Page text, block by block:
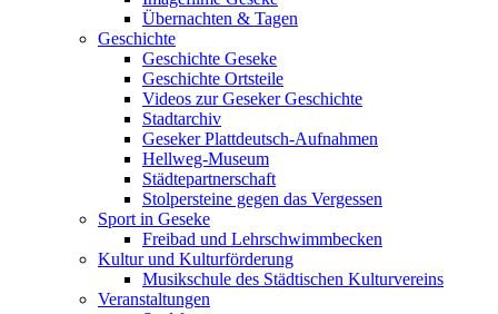
Übernachten & Tagen
Geschichte
Geschichte Geseke
Geschichte Ortsteile
Videos zur Geseker Geschichte
Stadtarchiv
Geseker Plattdeutsch-Aufnahmen
Hellweg-Museum
Städtepartnerschaft
Stolpersteine gegen das Vergessen
Sport in Geseke
Freibad und Lehrschwimmbecken
Kultur und Kulturförderung
Musikschule des Städtischen Kulturvereins
Veranstaltungen